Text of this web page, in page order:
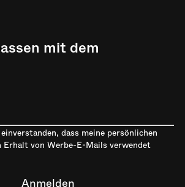
mit dem
dass meine persönlichen
Erhalt von Werbe-E-Mails verwendet